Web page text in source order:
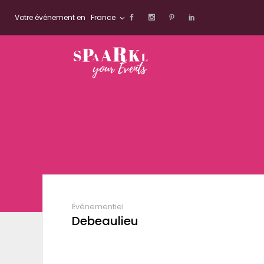
Votre événement en France
Événementiel
Debeaulieu